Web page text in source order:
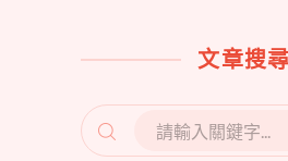
文章搜尋
SEARCH
FOR: